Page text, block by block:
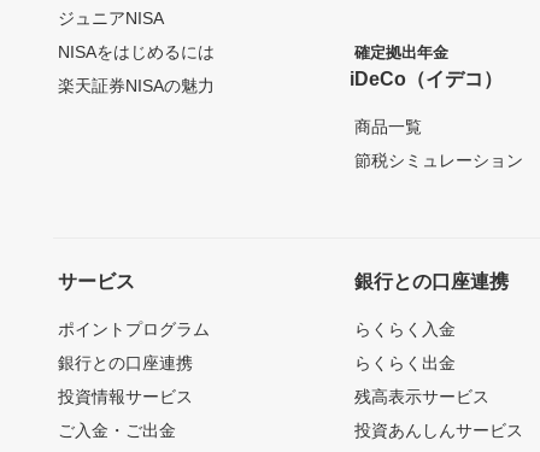
ジュニアNISA
NISAをはじめるには
楽天証券NISAの魅力
確定拠出年金
iDeCo（イデコ）
商品一覧
節税シミュレーション
サービス
ポイントプログラム
銀行との口座連携
投資情報サービス
ご入金・ご出金
銀行との口座連携
らくらく入金
らくらく出金
残高表示サービス
投資あんしんサービス